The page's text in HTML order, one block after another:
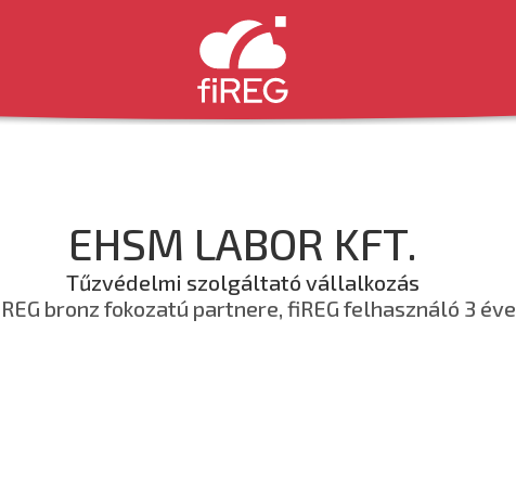
EHSM LABOR KFT.
Tűzvédelmi szolgáltató vállalkozás
bronz fokozatú partnere, fiREG felhasználó 3 éve